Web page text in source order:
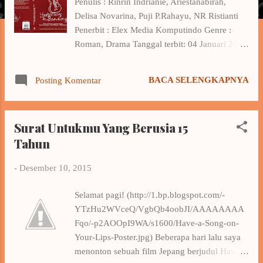
Delisa Novarina, Puji P.Rahayu, NR Ristianti
Penerbit : Elex Media Komputindo Genre :
Roman, Drama Tanggal terbit: 04 Januari 2016
Beatles) Seperti lima nada membentuk satu
harmoni lagu, mereka memiliki masalah dan
Palembang dengan masalah korupsi sang ayah.
lalunya kelam. Dandi, pemuda tampan yang
pemilik kos yang menyimpan banyak misteri.
Hidup di tempat tinggal yang sama membuat
mereka menyadari bahwa semua punya cerita
di hari kemarin, untuk dibagi hari ini. Baca
Online Preview Novel Yesterday in Bandung
Posting Komentar BACA SELENGKAPNYA
Surat Untukmu Yang Berusia 15
Tahun
- Desember 10, 2015
Selamat pagi! (http://1.bp.blogspot.com/-
YTzHu2WVceQ/VgbQb4oobJI/AAAAAAAA
Fqo/-p2AOOpI9WA/s1600/Have-a-Song-on-
Your-Lips-Poster.jpg) Beberapa hari lalu saya
menonton sebuah film Jepang berjudul Have A